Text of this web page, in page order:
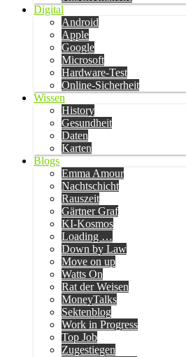
Digital
Android
Apple
Google
Microsoft
Hardware-Test
Online-Sicherheit
Wissen
History
Gesundheit
Daten
Karten
Blogs
Emma Amour
Nachtschicht
Rauszeit
Gärtner Graf
KI-Kosmos
Loading …
Down by Law
Move on up
Watts On
Rat der Weisen
MoneyTalks
Sektenblog
Work in Progress
Top Job
Zugestiegen